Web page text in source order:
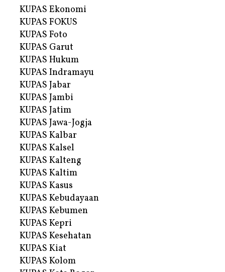
KUPAS Ekonomi
KUPAS FOKUS
KUPAS Foto
KUPAS Garut
KUPAS Hukum
KUPAS Indramayu
KUPAS Jabar
KUPAS Jambi
KUPAS Jatim
KUPAS Jawa-Jogja
KUPAS Kalbar
KUPAS Kalsel
KUPAS Kalteng
KUPAS Kaltim
KUPAS Kasus
KUPAS Kebudayaan
KUPAS Kebumen
KUPAS Kepri
KUPAS Kesehatan
KUPAS Kiat
KUPAS Kolom